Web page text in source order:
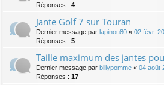
Réponses : 4
Jante Golf 7 sur Touran
Dernier message par lapinou80 « 02 févr.
Réponses : 5
Taille maximum des jantes
Dernier message par billypomme « 04 août
Réponses : 17